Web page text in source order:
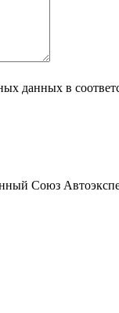
данных в
Союз